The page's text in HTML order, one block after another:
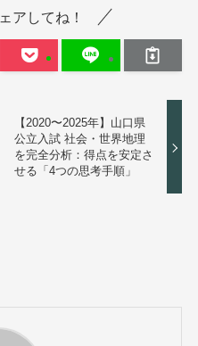
アしてね！
【2020〜2025年】山口県
公立入試 社会・世界地理
を完全分析：得点を安定さ
せる「4つの思考手順」